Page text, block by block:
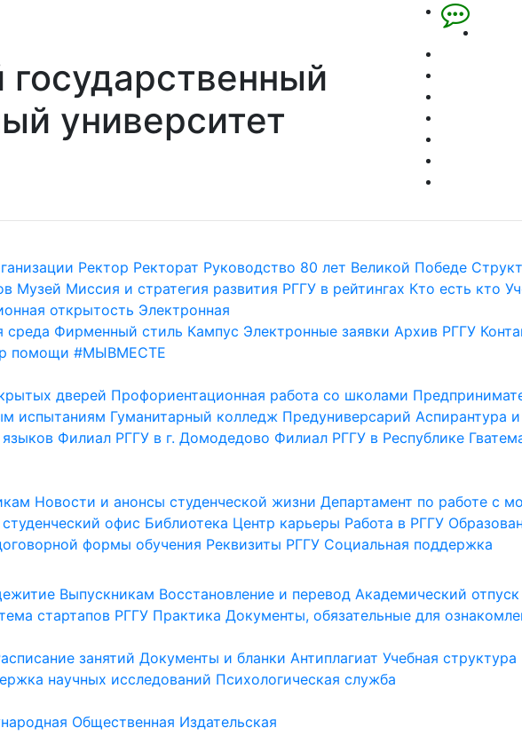
государственный
университет
Ректор Ректорат Руководство 80 лет Великой Победе
Музей Миссия и стратегия развития РГГУ в рейтингах Кто есть кто
открытость Электронная
среда Фирменный стиль Кампус Электронные заявки Архив РГГУ
помощи #МЫВМЕСТЕ
дверей Профориентационная работа со школами
испытаниям Гуманитарный колледж Предуниверсарий Аспирантура
Филиал РГГУ в г. Домодедово Филиал РГГУ в Республике
Новости и анонсы студенческой жизни Департамент по работе с
офис Библиотека Центр карьеры Работа в РГГУ
формы обучения Реквизиты РГГУ Социальная поддержка
Выпускникам Восстановление и перевод Академический отпуск
стартапов РГГУ Практика Документы, обязательные для
занятий Документы и бланки Антиплагиат Учебная структура
научных исследований Психологическая служба
Общественная Издательская